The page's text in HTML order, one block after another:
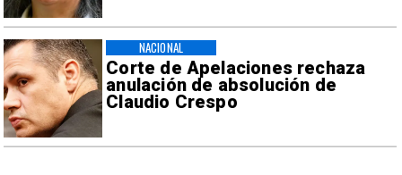
Corte de Apelaciones rechaza
anulación de absolución de
Claudio Crespo
NACIONAL